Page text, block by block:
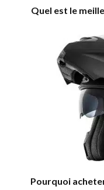
Quel est le
Pourquoi